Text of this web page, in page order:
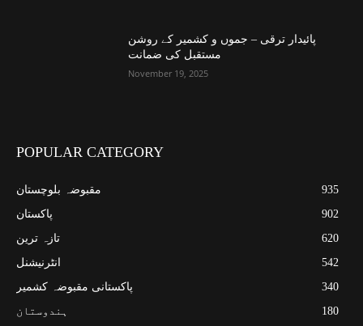
پائیدار ترقی – جموں و کشمیر کے روشن
مستقبل کی ضمانت
November 19, 2025
POPULAR CATEGORY
مقبوضہ بلوچستان
935
پاکستان
902
تازہ ترین
620
انٹرنیشنل
542
پاکستانی مقبوضہ کشمیر
340
ہندوستان
180